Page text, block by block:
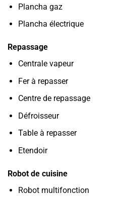
Plancha gaz
Plancha électrique
Repassage
Centrale vapeur
Fer à repasser
Centre de repassage
Défroisseur
Table à repasser
Etendoir
Robot de cuisine
Robot multifonction